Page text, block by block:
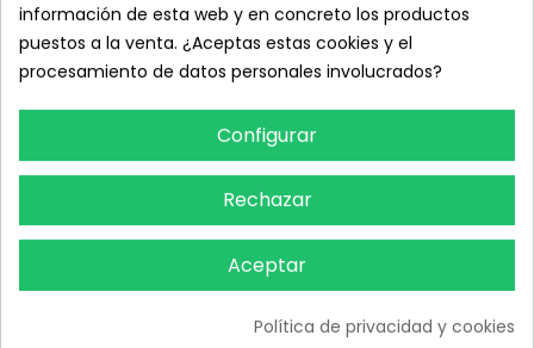
Barras pared para colchonetas Set de 2 unidades
16,00 € IVA inc.
13,22 € sin IVA
información de esta web y en concreto los productos
puestos a la venta. ¿Aceptas estas cookies y el
procesamiento de datos personales involucrados?
Configurar
Rechazar
Aceptar
Política de privacidad y cookies